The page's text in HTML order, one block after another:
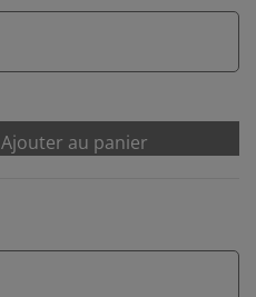
Ajouter au panier